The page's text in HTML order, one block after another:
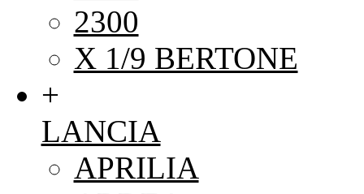
2300
X 1/9 BERTONE
+
LANCIA
APRILIA